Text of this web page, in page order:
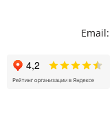
Email: